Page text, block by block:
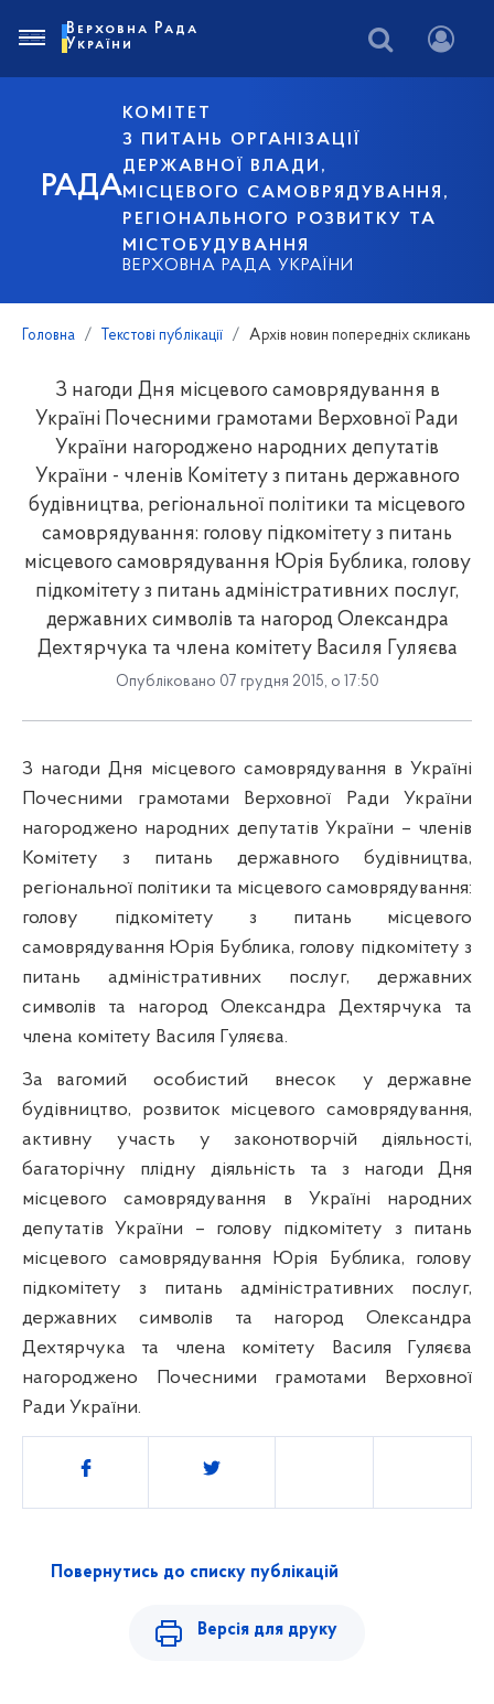
РАДА
КОМІТЕТ
З ПИТАНЬ ОРГАНІЗАЦІЇ
ДЕРЖАВНОЇ ВЛАДИ,
МІСЦЕВОГО САМОВРЯДУВАННЯ,
РЕГІОНАЛЬНОГО РОЗВИТКУ ТА
МІСТОБУДУВАННЯ
ВЕРХОВНА РАДА УКРАЇНИ
Верховна Рада
України
Головна Текстові публікації Архів новин попередніх скликань
З нагоди Дня місцевого самоврядування в
Україні Почесними грамотами Верховної Ради
України нагороджено народних депутатів
України - членів Комітету з питань державного
будівництва, регіональної політики та місцевого
самоврядування: голову підкомітету з питань
місцевого самоврядування Юрія Бублика, голову
підкомітету з питань адміністративних послуг,
державних символів та нагород Олександра
Дехтярчука та члена комітету Василя Гуляєва
Опубліковано 07 грудня 2015, о 17:50
З нагоди Дня місцевого самоврядування вУкраїні
Почесними грамотами Верховної Ради України
нагороджено народних депутатів України – членів
Комітету
з питань державного будівництва,
регіональної політики та місцевого самоврядування:
голову підкомітету з питань
місцевого
самоврядування Юрія Бублика, голову підкомітету з
питань
адміністративних послуг, державних
символів та нагород Олександра Дехтярчука та
члена комітету Василя Гуляєва.
За вагомий особистий внесок у державне
будівництво, розвиток місцевого самоврядування,
активну участь узаконотворчій діяльності,
багаторічну
плідну діяльність та з нагоди Дня
місцевого
самоврядування в Україні
народних
депутатів України – голову підкомітету з
питань
місцевого
самоврядування Юрія Бублика, голову
підкомітету
з питань адміністративних послуг,
державних
символів та нагород
Олександра
Дехтярчука та члена комітету Василя
Гуляєва
нагороджено
Почесними грамотами Верховної
Ради України.
Поділитись
Повернутись до списку публікацій
Версія для друку